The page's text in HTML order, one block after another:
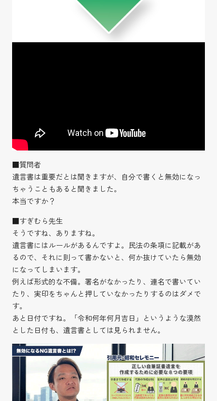
■質問者
遺言書は重要だとは聞きますが、自分で書くと無効になっ
ちゃうこともあると聞きました。
本当ですか？
■すぎむら先生
そうですね、ありますね。
遺言書にはルールがあるんですよ。民法の条項に記載があ
るので、それに則って書かないと、何か抜けていたら無効
になってしまいます。
例えば形式的な不備。署名がなかったり、連名で書いてい
たり、実印をちゃんと押していなかったりするのはダメで
す。
あと日付ですね。「令和何年何月吉日」というような漠然
とした日付も、遺言書としては見られません。